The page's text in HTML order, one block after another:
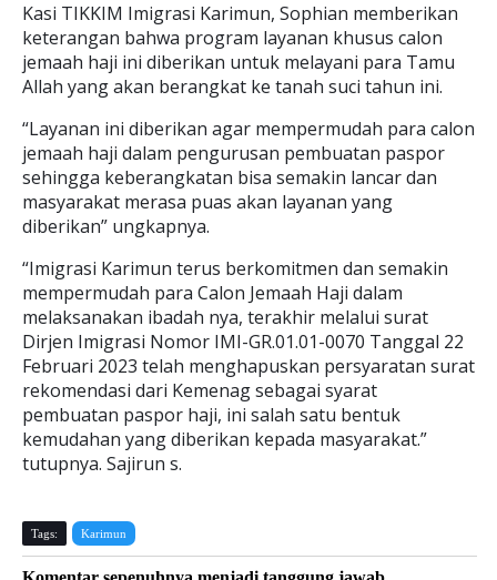
Kasi TIKKIM Imigrasi Karimun, Sophian memberikan
keterangan bahwa program layanan khusus calon
jemaah haji ini diberikan untuk melayani para Tamu
Allah yang akan berangkat ke tanah suci tahun ini.
“Layanan ini diberikan agar mempermudah para calon
jemaah haji dalam pengurusan pembuatan paspor
sehingga keberangkatan bisa semakin lancar dan
masyarakat merasa puas akan layanan yang
diberikan” ungkapnya.
“Imigrasi Karimun terus berkomitmen dan semakin
mempermudah para Calon Jemaah Haji dalam
melaksanakan ibadah nya, terakhir melalui surat
Dirjen Imigrasi Nomor IMI-GR.01.01-0070 Tanggal 22
Februari 2023 telah menghapuskan persyaratan surat
rekomendasi dari Kemenag sebagai syarat
pembuatan paspor haji, ini salah satu bentuk
kemudahan yang diberikan kepada masyarakat.”
tutupnya. Sajirun s.
Tags: Karimun